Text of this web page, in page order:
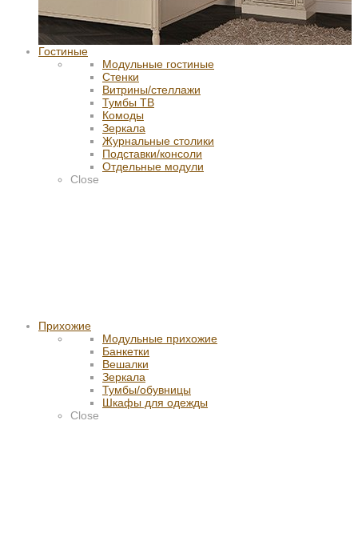
Гостиные
Модульные гостиные
Стенки
Витрины/стеллажи
Тумбы ТВ
Комоды
Зеркала
Журнальные столики
Подставки/консоли
Отдельные модули
Close
Прихожие
Модульные прихожие
Банкетки
Вешалки
Зеркала
Тумбы/обувницы
Шкафы для одежды
Close